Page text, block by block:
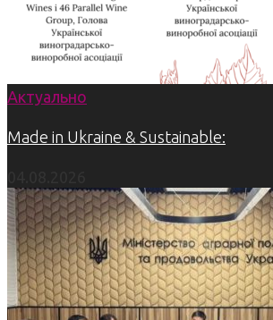
Актуально
Made in Ukraine & Sustainable: